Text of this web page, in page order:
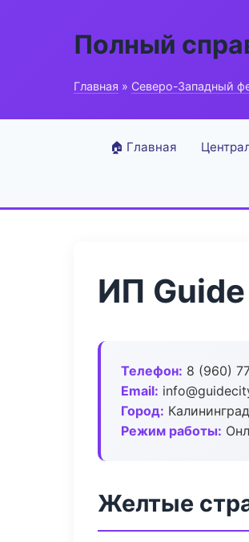
Полный
Главная » Северо-Западный
🏠 Главная
ИП
Телефон: 8 (960)
Email:
Город: Калининград
Режим работы:
Желтые